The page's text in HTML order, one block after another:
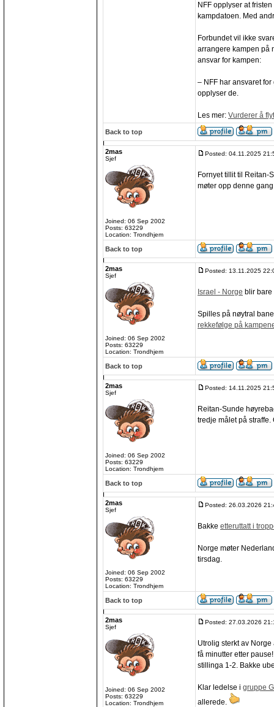
NFF opplyser at
kampdatoen. Med
Forbundet vil ikke
arrangere kampen på
ansvar for kampen:
– NFF har ansvaret
opplyser de.
Les mer: Vurderer å
Back to top
2mas
Sjef
Joined: 06 Sep 2002
Posts: 63229
Location: Trondhjem
Posted: 04.11.2025
Fornyet tillit til Reitan-
møter opp denne
Back to top
2mas
Sjef
Joined: 06 Sep 2002
Posts: 63229
Location: Trondhjem
Posted: 13.11.2025
Israel - Norge blir
Spilles på nøytral
rekkefølge på
Back to top
2mas
Sjef
Joined: 06 Sep 2002
Posts: 63229
Location: Trondhjem
Posted: 14.11.2025
Reitan-Sunde
tredje målet på
Back to top
2mas
Sjef
Joined: 06 Sep 2002
Posts: 63229
Location: Trondhjem
Posted: 26.03.2026
Bakke etteruttatt i
Norge møter
tirsdag.
Back to top
2mas
Sjef
Joined: 06 Sep 2002
Posts: 63229
Location: Trondhjem
Posted: 27.03.2026
Utrolig sterkt av
få minutter etter
stillinga 1-2. Bakke
Klar ledelse i gruppe G
allerede.